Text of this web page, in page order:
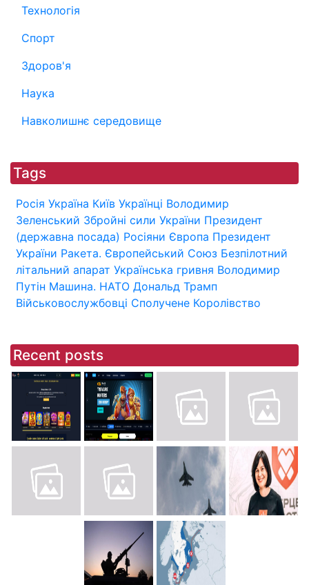
Технологія
Спорт
Здоров'я
Наука
Навколишнє середовище
Tags
Росія Україна Київ Українці Володимир
Зеленський Збройні сили України Президент
(державна посада) Росіяни Європа Президент
України Ракета. Європейський Союз Безпілотний
літальний апарат Українська гривня Володимир
Путін Машина. НАТО Дональд Трамп
Військовослужбовці Сполучене Королівство
Recent posts